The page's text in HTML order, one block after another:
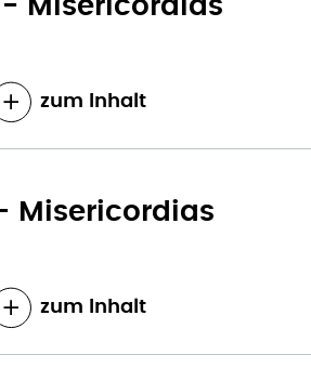
- Misericordias
zum Inhalt
- Misericordias
zum Inhalt